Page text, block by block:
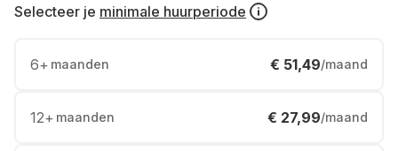
Selecteer je minimale huurperiode
6+ maanden € 51,49/maand
12+ maanden € 27,99/maand